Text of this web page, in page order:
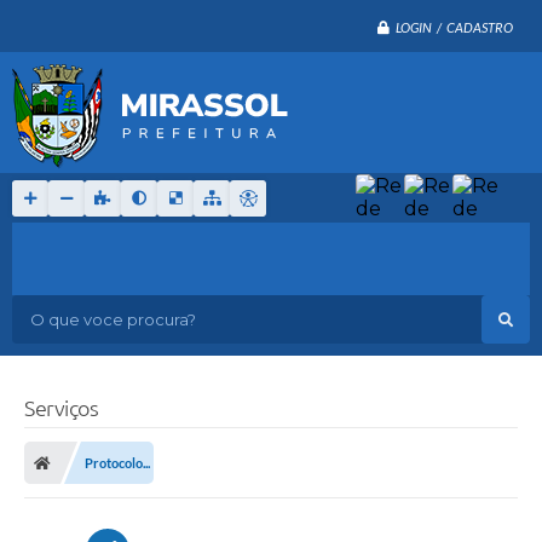
LOGIN / CADASTRO
O que voce procura?
Serviços
Protocolo...